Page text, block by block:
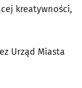
kreatywności,
Urząd Miasta